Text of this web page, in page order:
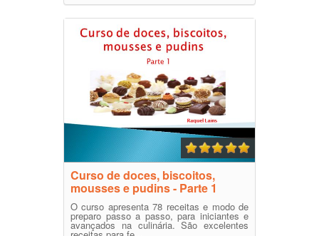
Curso de doces, biscoitos,
mousses e pudins - Parte 1
O curso apresenta 78 receitas e modo de
preparo passo a passo, para iniciantes e
avançados na culinária. São excelentes